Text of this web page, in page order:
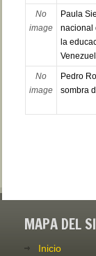
No
image
Paula
nacional
la
No
image
Pedro
sombra
MAPA DEL
Inicio